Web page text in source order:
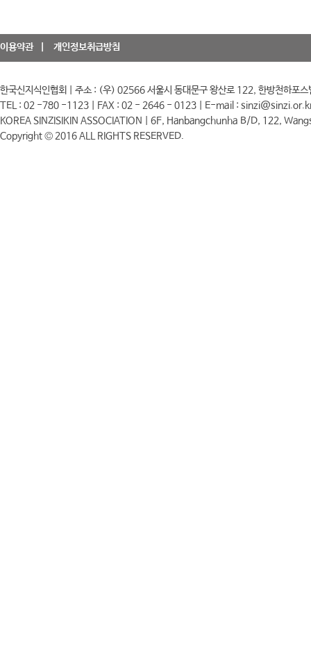
이용약관 개인정보취급방침
한국신지식인협회 | 주소 : (우) 02566 서울시 동대문구 왕산로 122, 한방천하포스
TEL : 02 -780 -1123 | FAX : 02 - 2646 - 0123 | E-mail :
KOREA SINZISIKIN ASSOCIATION | 6F, Hanbangchunha B/D, 122,
Copyright © 2016 ALL RIGHTS RESERVED.